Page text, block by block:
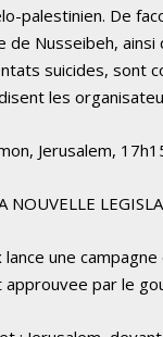
palestinien. De
Nusseibeh,
suicides, sont
les
Jerusalem,
NOUVELLE
lance une
approuvee par le